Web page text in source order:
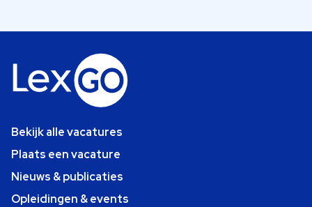
Bekijk alle vacatures
Plaats een vacature
Nieuws & publicaties
Opleidingen & events